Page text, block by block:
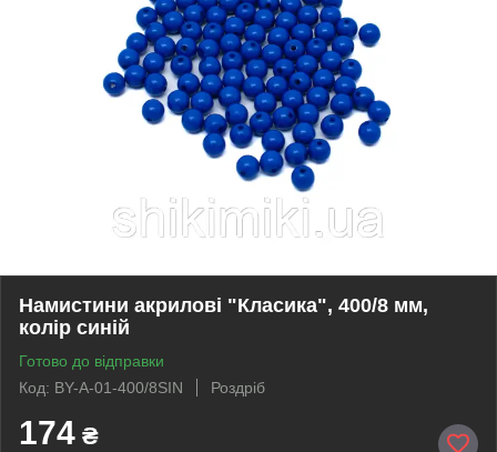
Намистини акрилові "Класика", 400/8 мм,
колір синій
Готово до відправки
Код: BY-A-01-400/8SIN
Роздріб
174 ₴